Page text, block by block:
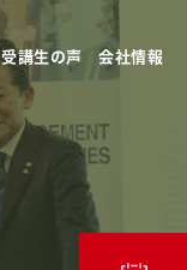
受講生の声 会社情報